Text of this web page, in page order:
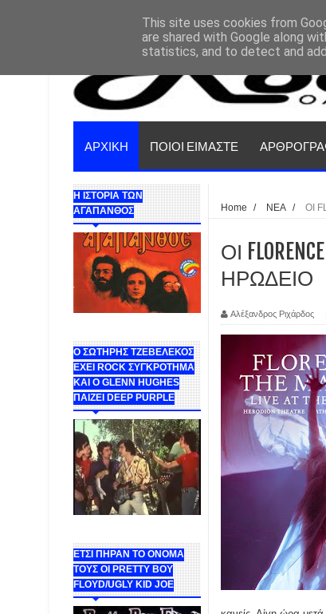
ΑΡΧΙΚΗ ΠΟΙΟΙ ΕΙΜΑΣΤΕ
Η ΙΣΤΟΡΙΑ ΤΩΝ
ΑΓΑΠΑΝΘΟΣ
Ο ΣΩΤΗΡΗΣ ΤΖΕΒΕΛΕΚΟΣ
ΕΧΕΙ ROCK ΣΥΓΚΡΟΤΗΜΑ
ΚΑΙ Ο GLENN HUGHES
ΠΑΙΖΕΙ DEEP PURPLE
ΕΤΣΙ ΠΗΡΑΝ ΤΟ ΟΝΟΜΑ
ΤΟΥΣ ΟΙ PRETTY BOY
FLOYD/UGLY KID JOE
Home / ΝΕΑ / ΟΙ
ΟΙ
ΗΡΩΔΕΙΟ
Αλέξανδρος Ριχάρδος
This site uses cookies from
are shared with Google along
statistics, and to detect and